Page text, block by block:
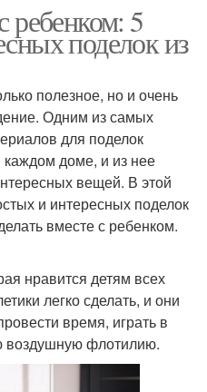
ребенком: 5
поделок из
полезное, но и очень
Одним из самых
для поделок
каждом доме, и из нее
вещей. В этой
и интересных поделок
вместе с ребенком.
нравится детям всех
легко сделать, и они
время, играть в
воздушную флотилию.